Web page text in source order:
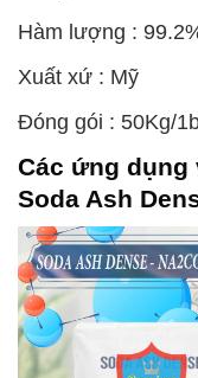
Hàm lượng :
Xuất xứ : Mỹ
Đóng gói : 50Kg/
Các ứng dụng
Soda Ash